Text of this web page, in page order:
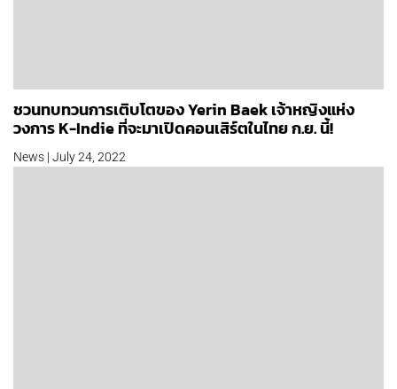
ชวนทบทวนการเติบโตของ Yerin Baek เจ้าหญิงแห่ง
วงการ K-Indie ที่จะมาเปิดคอนเสิร์ตในไทย ก.ย. นี้!
News | July 24, 2022